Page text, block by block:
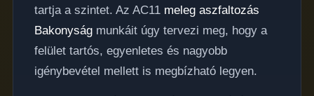
tartja a szintet. Az AC11 meleg aszfaltozás
Bakonyságmunkáit úgy tervezi meg, hogy a
felület tartós, egyenletes és nagyobb
igénybevétel mellett is megbízható legyen.